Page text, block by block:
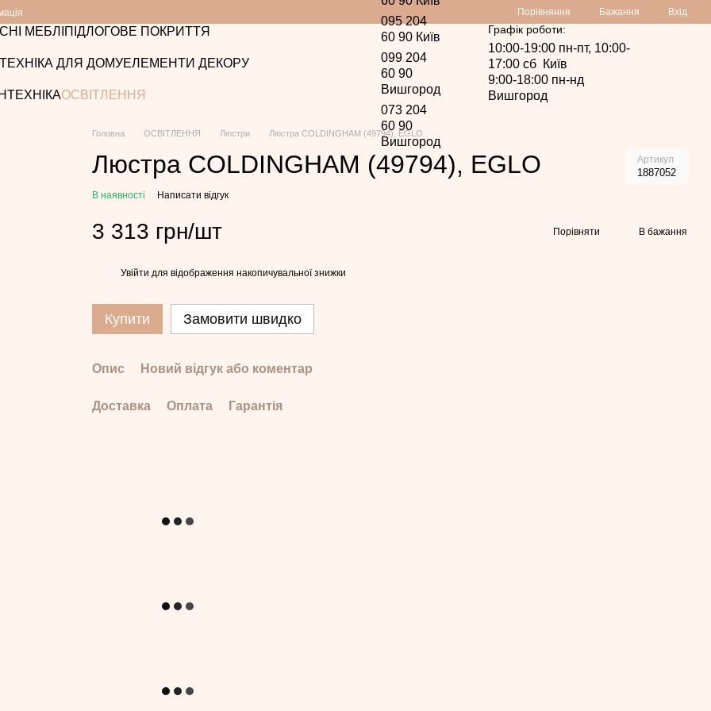
Порівняння Бажання Вхід
МЕБЛІ ПІДЛОГОВЕ ПОКРИТТЯ
ТЕХНІКА ДЛЯ ДОМУЕЛЕМЕНТИ ДЕКОРУ
ОСВІТЛЕННЯ
095 204
60 90 Київ
099 204
60 90
Вишгород
073 204
60 90
Вишгород
Графік роботи:
10:00-19:00 пн-пт, 10:00-
17:00 сб Київ
9:00-18:00 пн-нд
Вишгород
Головна ОСВІТЛЕННЯ Люстри Люстра COLDINGHAM (49794), EGLO
Люстра COLDINGHAM (49794), EGLO Артикул
1887052
В наявності Написати відгук
3 313 грн/шт Порівняти В бажання
Увійти для відображення накопичувальної знижки
Купити Замовити швидко
Опис Новий відгук або коментар
Доставка Оплата Гарантія